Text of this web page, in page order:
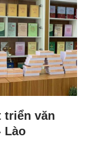
triển văn
Lào